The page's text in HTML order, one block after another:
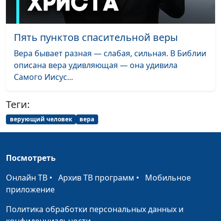
вернётся?
священнослужитель
Псалом 100:
христианская жизнь на
Андрей Качалаба,
Смерть. Что будет
после?
мир человека
Распутство и
благодать. В чём связь?
Андрей Качалаба,
Ученики Христа —
Андрей Качалаба,
Пять пунктов спасительной веры
Вера бывает разная — слабая, сильная. В Библии
описана вера удивляющая — она удивила
Самого Иисус...
Теги:
верующий человек вера
Посмотреть
Онлайн ТВ • Архив ТВ программ • Мобильное
приложение
Политика обработки персональных данных и